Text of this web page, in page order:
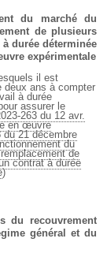
du marché du
de plusieurs
durée déterminée
expérimentale
il est
deux ans à compter
à durée
assurer le
263 du 12 avr.
en œuvre
du 21 décembre
du
de
contrat à durée
)
du recouvrement
général et du